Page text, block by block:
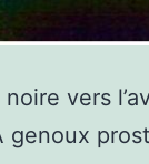
vers
genoux